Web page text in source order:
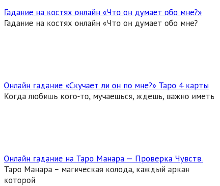
Гадание на костях онлайн «Что он думает обо мне?»
Гадание на костях онлайн «Что он думает обо мне?
Онлайн гадание «Скучает ли он по мне?» Таро 4 карты
Когда любишь кого-то, мучаешься, ждешь, важно иметь
Онлайн гадание на Таро Манара — Проверка Чувств.
Таро Манара – магическая колода, каждый аркан
которой